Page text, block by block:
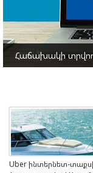
Հաճախակի
Uber ինտերնետ-